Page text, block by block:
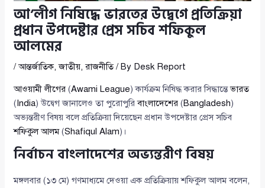
আ’লীগ নিষিদ্ধে ভারতের উদ্বেগে প্রতিক্রিয়া
প্রধান উপদেষ্টার প্রেস সচিব শফিকুল
আলমের
/আন্তর্জাতিক,জাতীয়,রাজনীতি/ By Desk Report
আওয়ামী লীগের (Awami League) কার্যক্রম নিষিদ্ধ করার সিদ্ধান্তেভারত
(India) উদ্বেগ জানালেও তা পুরোপুরিবাংলাদেশের (Bangladesh)
অভ্যন্তরীণ বিষয় বলে প্রতিক্রিয়া দিয়েছেন প্রধান উপদেষ্টার প্রেস সচিব
শফিকুল আলম(Shafiqul Alam)।
নির্বাচন বাংলাদেশের অভ্যন্তরীণ বিষয়
মঙ্গলবার (১৩ মে) গণমাধ্যমে দেওয়া এক প্রতিক্রিয়ায় শফিকুল আলম বলেন,